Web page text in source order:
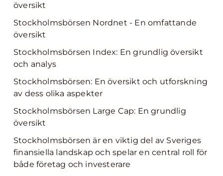
översikt
Stockholmsbörsen Nordnet - En omfattande
översikt
Stockholmsbörsen Index: En grundlig översikt
och analys
Stockholmsbörsen: En översikt och utforskning
av dess olika aspekter
Stockholmsbörsen Large Cap: En grundlig
översikt
Stockholmsbörsen är en viktig del av Sveriges
finansiella landskap och spelar en central roll för
både företag och investerare